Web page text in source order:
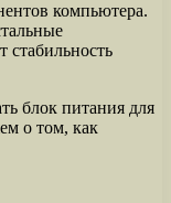
компьютера.
стабильность
блок питания для
о том, как